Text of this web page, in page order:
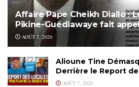
Affaire Pape Cheikh Diallo :
Pikine-Guédiawaye fait
AOÛT 7, 2026
Alioune Tine
Derrière le Report
AOÛT 7, 2026